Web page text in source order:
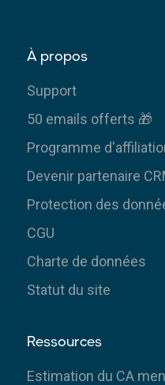
À propos
Support
50 emails offerts 🎁
Programme
Devenir partenaire
Protection des
CGU
Charte de données
Statut du site
Ressources
Estimation du CA